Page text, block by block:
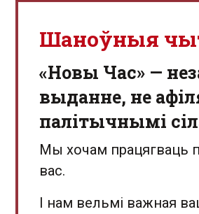
Шаноўныя
«Новы Час» —
выданне, не
палітычнымі
Мы хочам працягваць
вас.
І нам вельмі важная